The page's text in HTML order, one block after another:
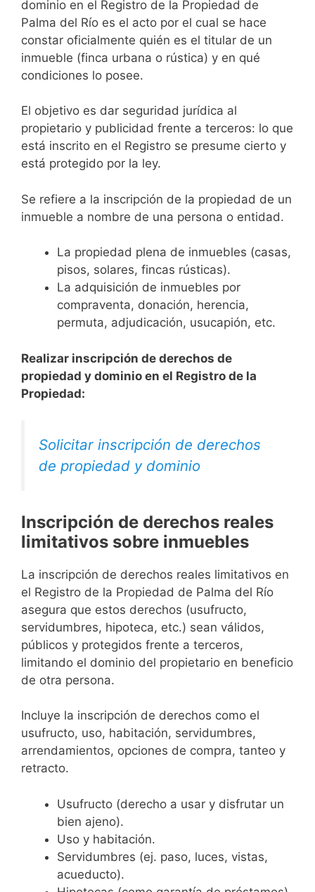
dominio en el Registro de la Propiedad de
Palma del Río es el acto por el cual se hace
constar oficialmente quién es el titular de un
inmueble (finca urbana o rústica) y en qué
condiciones lo posee.
El objetivo es dar seguridad jurídica al
propietario y publicidad frente a terceros: lo que
está inscrito en el Registro se presume cierto y
está protegido por la ley.
Se refiere a la inscripción de la propiedad de un
inmueble a nombre de una persona o entidad.
La propiedad plena de inmuebles (casas,
pisos, solares, fincas rústicas).
La adquisición de inmuebles por
compraventa, donación, herencia,
permuta, adjudicación, usucapión, etc.
Realizar inscripción de derechos de
propiedad y dominio en el Registro de la
Propiedad:
Solicitar inscripción de derechos
de propiedad y dominio
Inscripción de derechos reales
limitativos sobre inmuebles
La inscripción de derechos reales limitativos en
el Registro de la Propiedad de Palma del Río
asegura que estos derechos (usufructo,
servidumbres, hipoteca, etc.) sean válidos,
públicos y protegidos frente a terceros,
limitando el dominio del propietario en beneficio
de otra persona.
Incluye la inscripción de derechos como el
usufructo, uso, habitación, servidumbres,
arrendamientos, opciones de compra, tanteo y
retracto.
Usufructo (derecho a usar y disfrutar un
bien ajeno).
Uso y habitación.
Servidumbres (ej. paso, luces, vistas,
acueducto).